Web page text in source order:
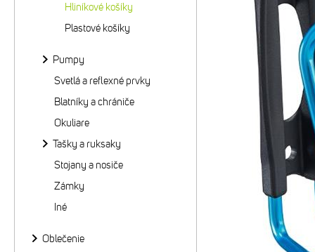
Hliníkové košíky
Plastové košíky
Pumpy
Svetlá a reflexné prvky
Blatníky a chrániče
Okuliare
Tašky a ruksaky
Stojany a nosiče
Zámky
Iné
Oblečenie